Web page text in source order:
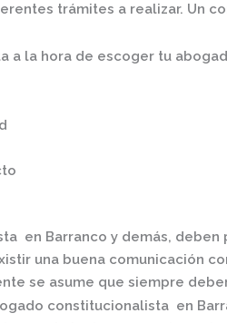
trámites a realizar. Un
a la hora de escoger tu
en Barranco y demás, deben
una buena comunicación
se asume que siempre
constitucionalista en